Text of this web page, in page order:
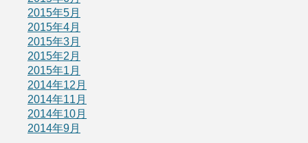
2015年5月
2015年4月
2015年3月
2015年2月
2015年1月
2014年12月
2014年11月
2014年10月
2014年9月